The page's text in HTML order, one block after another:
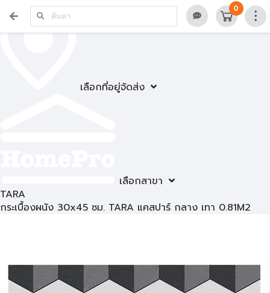
เลือกที่อยู่จัดส่ง
เลือกสาขา
0
TARA
กระเบื้องผนัง 30x45 ซม. TARA แคสปาร์ กลาง เทา 0.81M2